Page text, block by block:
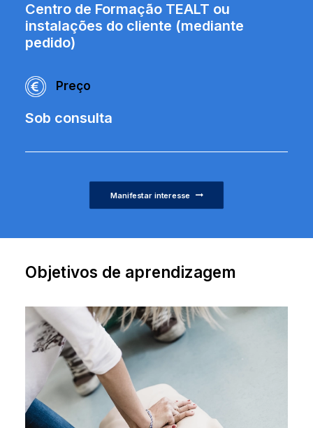
Centro de Formação TEALT ou
instalações do cliente (mediante
pedido)
Preço
Sob consulta
Manifestar interesse
Objetivos de aprendizagem